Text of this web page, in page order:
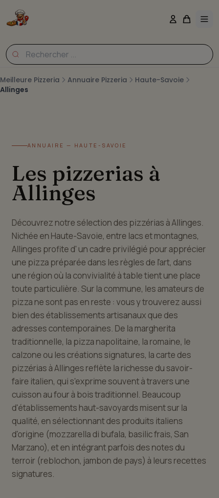
Meilleure Pizzeria Annuaire Pizzeria
Haute-Savoie
Allinges
ANNUAIRE — HAUTE-SAVOIE
Les pizzerias à
Allinges
Découvrez notre sélection des pizzérias à Allinges.
Nichée en Haute-Savoie, entre lacs et montagnes,
Allinges profite d' un cadre privilégié pour apprécier
une pizza préparée dans les règles de l'art, dans
une région où la convivialité à table tient une place
toute particulière. Sur la commune, les amateurs de
pizza ne sont pas en reste : vous y trouverez aussi
bien des établissements artisanaux que des
adresses contemporaines. De la margherita
traditionnelle, la pizza napolitaine, la romaine, le
calzone ou les créations signatures, la carte des
pizzérias à Allinges reflète la richesse du savoir-
faire italien, qui s'exprime souvent à travers une
cuisson au four à bois traditionnel. Beaucoup
d'établissements haut-savoyards misent sur la
qualité, en sélectionnant des produits italiens
d'origine (mozzarella di bufala, basilic frais, San
Marzano), et en intégrant parfois des notes du
terroir (reblochon, jambon de pays) à leurs recettes
signatures.